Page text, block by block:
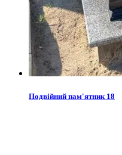
Подвійний пам'ятник 18